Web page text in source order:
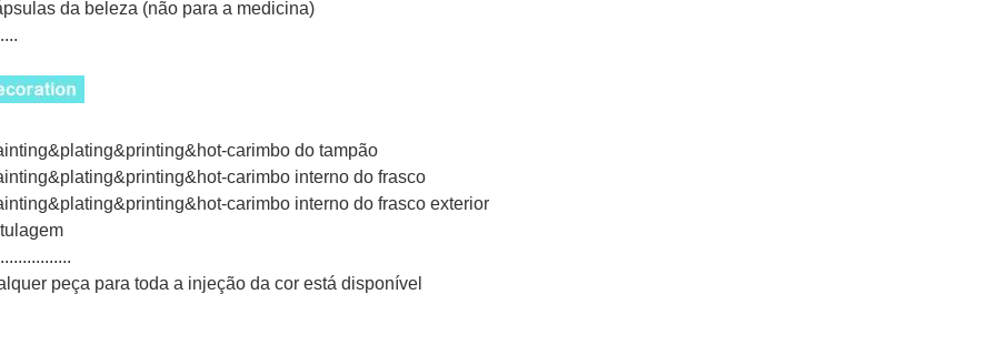
da beleza (não para a medicina)
carimbo do tampão
carimbo interno do frasco
carimbo interno do frasco exterior
peça para toda a injeção da cor está disponível